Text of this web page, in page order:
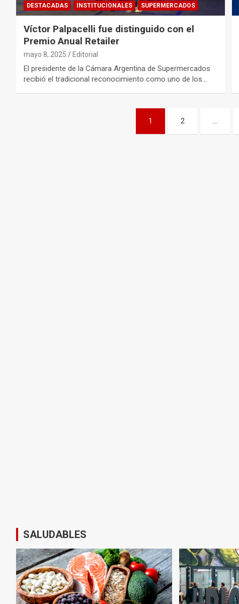
DESTACADAS INSTITUCIONALES SUPERMERCADOS
Víctor Palpacelli fue distinguido con el
Premio Anual Retailer
mayo 8, 2025 Editorial
El presidente de la Cámara Argentina de Supermercados
recibió el tradicional reconocimiento como uno de los…
1 2 …
SALUDABLES